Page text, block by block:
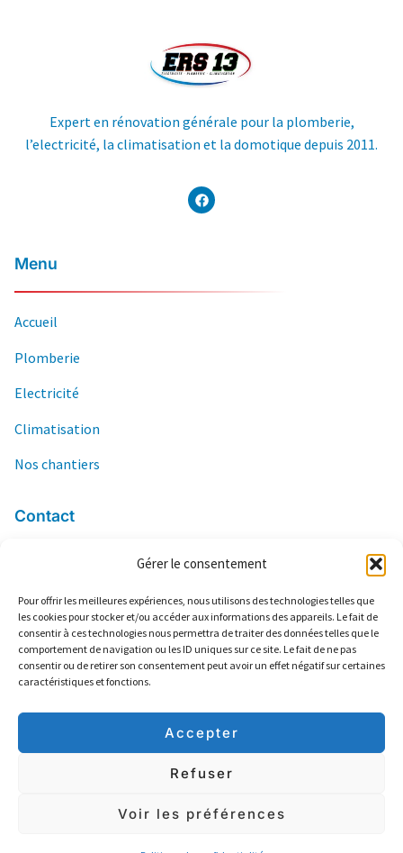
Gérer le consentement
Pour offrir les meilleures expériences, nous utilisons des technologies telles que
les cookies pour stocker et/ou accéder aux informations des appareils. Le fait de
consentir à ces technologies nous permettra de traiter des données telles que le
comportement de navigation ou les ID uniques sur ce site. Le fait de ne pas
consentir ou de retirer son consentement peut avoir un effet négatif sur certaines
caractéristiques et fonctions.
Accepter
Refuser
Voir les préférences
Expert en rénovation générale pour la plomberie,
l’electricité, la climatisation et la domotique depuis 2011.
Menu
Accueil
Plomberie
Electricité
Climatisation
Nos chantiers
Contact
contact@ers13.com
2 Lotissement Frédéric Mistral
13160 Châteaurenard
Climatisation
Copyright © 2024 ERS 13 | Créé par Icone Internet